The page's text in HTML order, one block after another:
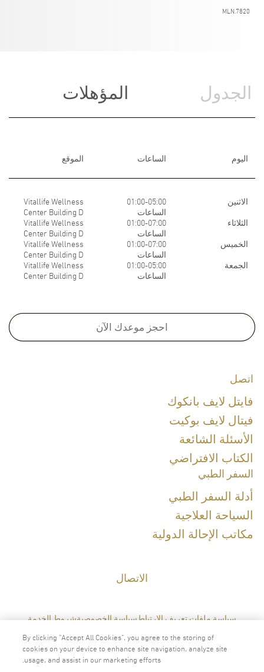
MLN.7820
الجدول المؤهلات
اليوم الساعات الموقع
الاثنين
01:00-05:00
الساعات
Vitallife Wellness
Center Building D
الثلاثاء
01:00-07:00
الساعات
Vitallife Wellness
Center Building D
الخميس
01:00-07:00
الساعات
Vitallife Wellness
Center Building D
الجمعة
01:00-05:00
الساعات
Vitallife Wellness
Center Building D
M.D. FRCOG (T), Faculty of Medicine, Ramathibodi Hospital, Mahidol
University,Thailand, 1974
Diploma of The Thai Board of Obstetrics & Gynecology, 1981
Special Clinical Interests:
Hormone Management, Sleep Health, Sexual Health
اللغات
الإنجليزية التايلاندية
احجز موعدك الآن
اتصل
فايتل لايف بانكوك
فيتال لايف بوكيت
الأسئلة الشائعة
الكتاب الافتراضي
السفر الطبي
أدلة السفر الطبي
السياحة العلاجية
مكاتب الإحالة الدولية
الاتصال
سياسة ملفات تعريف الارتباطسياسة الخصوصيةشروط الخدمة
By clicking “Accept All Cookies”, you agree to the storing of
cookies on your device to enhance site navigation, analyze site
usage, and assist in our marketing efforts.